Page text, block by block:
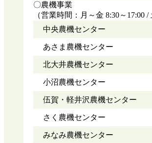
〇農機事業
（営業時間：月～金 8:30～
中央農機センター
あさま農機センター
北大井農機センター
小沼農機センター
伍賀・軽井沢農機センター
さく農機センター
みなみ農機センター